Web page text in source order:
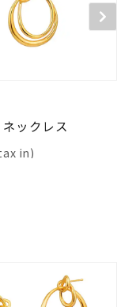
ックレス